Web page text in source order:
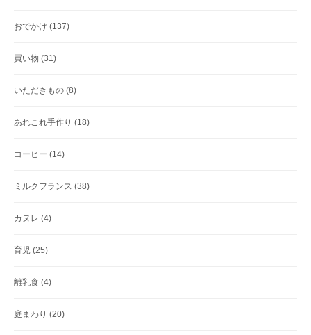
おでかけ (137)
買い物 (31)
いただきもの (8)
あれこれ手作り (18)
コーヒー (14)
ミルクフランス (38)
カヌレ (4)
育児 (25)
離乳食 (4)
庭まわり (20)